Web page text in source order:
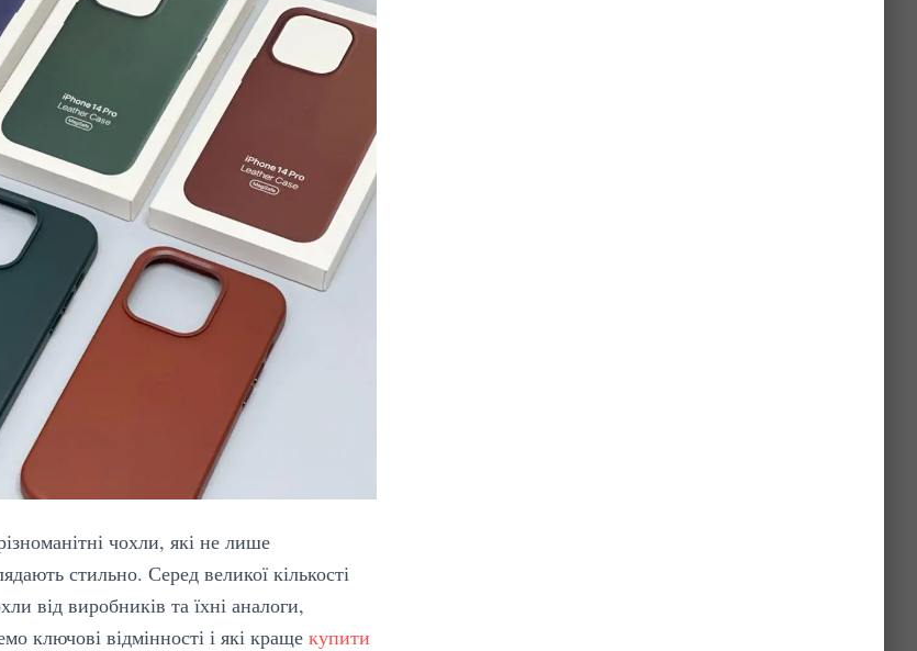
чохли, які не лише
стильно. Серед великої кількості
від виробників та їхні аналоги,
ключові відмінності і які краще купити